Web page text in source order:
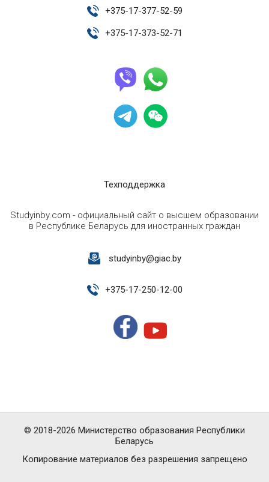
+375-17-377-52-59
+375-17-373-52-71
Техподдержка
Studyinby.com - официальный сайт о высшем образовании
в Республике Беларусь для иностранных граждан
studyinby@giac.by
+375-17-250-12-00
Копирование материалов без разрешения запрещено
© 2018-2026 Министерство образования Республики
Беларусь